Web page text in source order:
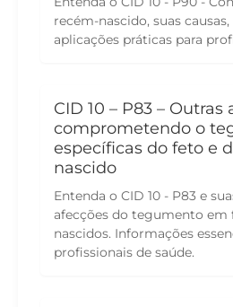
recém-nascido, suas
aplicações práticas para
CID 10 – P83 – Outras
comprometendo o
específicas do feto e
nascido
Entenda o CID 10 - P83 e
afecções do tegumento em
nascidos. Informações
profissionais de saúde.